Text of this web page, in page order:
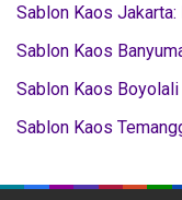
Sablon Kaos
Sablon Kaos
Sablon Kaos
Sablon Kaos